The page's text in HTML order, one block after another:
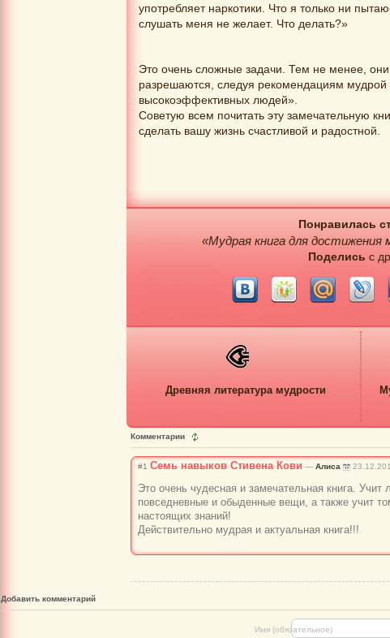
употребляет наркотики. Что я только ни
слушать меня не желает. Что делать?»
Это очень сложные задачи. Тем не менее,
разрешаются, следуя рекомендациям
высокоэффективных людей».
Советую всем почитать эту замечательную
сделать вашу жизнь счастливой и радостной.
Понравилась
«Мудрая книга для достижения
Поделись с
Древняя литература мудрости
Комментарии
#1 Семь навыков Стивена Кови — Алиса
Это очень чудесная и замечательная книга. Учит
повседневные и обыденные вещи, а также учит
настоящих знаний!
Действительно мудрая и актуальная книга!!!
Добавить комментарий
Имя (обязательное)